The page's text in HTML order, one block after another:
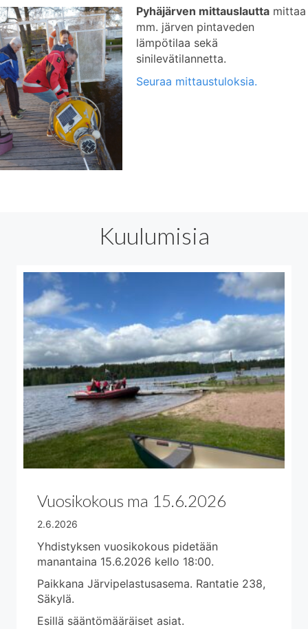
Pyhäjärven mittauslautta mittaa
mm. järven pintaveden
lämpötilaa sekä
sinilevätilannetta.
Seuraa mittaustuloksia.
Kuulumisia
Vuosikokous ma 15.6.2026
2.6.2026
Yhdistyksen vuosikokous pidetään
manantaina 15.6.2026 kello 18:00.
Paikkana Järvipelastusasema. Rantatie 238,
Säkylä.
Esillä sääntömääräiset asiat.